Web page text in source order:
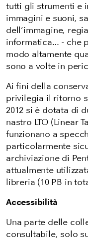
tutti gli strumenti e
immagini e suoni,
dell’immagine,
informatica… - che
modo altamente
sono a volte in
Ai fini della
privilegia il ritorno
2012 si è dotata di
nastro LTO (Linear
funzionano a
particolarmente
archiviazione di
attualmente
libreria (10 PB in
Accessibilità
Una parte delle
consultabile, solo